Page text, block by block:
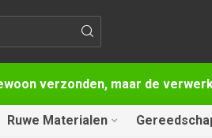
verzonden, maar de
Ruwe Materialen